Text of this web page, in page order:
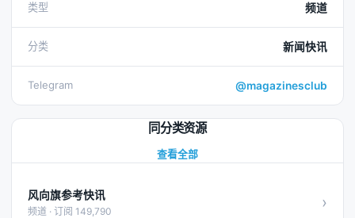
类型 频道
分类 新闻快讯
Telegram @magazinesclub
同分类资源
查看全部
风向旗参考快讯
频道 · 订阅 149,790 ›